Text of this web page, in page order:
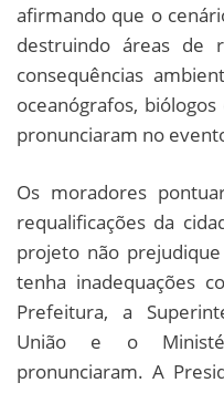
afirmando que o
destruindo áreas de
consequências
oceanógrafos,
pronunciaram no
Os moradores
requalificações da
projeto não
tenha inadequações
Prefeitura, a
União e o
pronunciaram. A